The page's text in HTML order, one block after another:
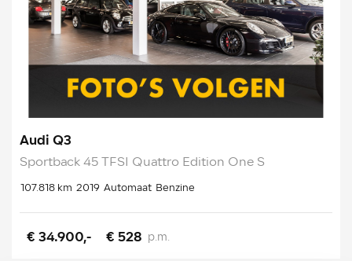
Audi Q3
Sportback 45 TFSI Quattro Edition One S
107.818 km 2019 Automaat Benzine
€ 34.900,- € 528 p.m.